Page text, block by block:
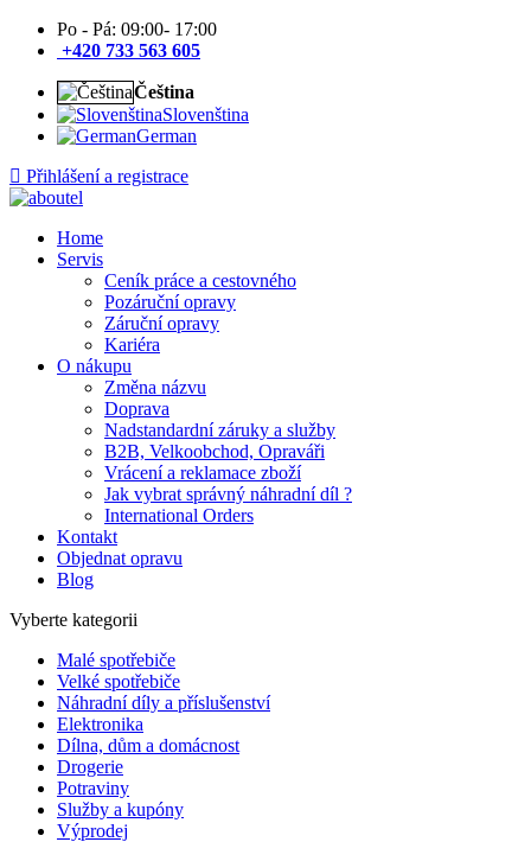
Po - Pá: 09:00- 17:00
+420 733 563 605
Čeština
Slovenština
German
Přihlášení a registrace
Home
Servis
Ceník práce a cestovného
Pozáruční opravy
Záruční opravy
Kariéra
O nákupu
Změna názvu
Doprava
Nadstandardní záruky a služby
B2B, Velkoobchod, Opraváři
Vrácení a reklamace zboží
Jak vybrat správný náhradní díl ?
International Orders
Kontakt
Objednat opravu
Blog
Vyberte kategorii
Malé spotřebiče
Velké spotřebiče
Náhradní díly a příslušenství
Elektronika
Dílna, dům a domácnost
Drogerie
Potraviny
Služby a kupóny
Výprodej